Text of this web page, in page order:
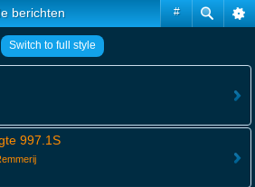
#
berichten
Switch to full style
997.1S